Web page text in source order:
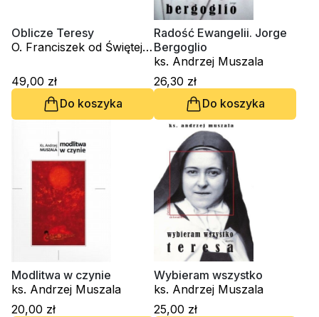
Oblicze Teresy
O. Franciszek od Świętej
49,00 zł
Do koszyka
Radość Ewangelii. Jorge
Bergoglio
ks. Andrzej Muszala
26,30 zł
Do koszyka
Modlitwa w czynie
ks. Andrzej Muszala
20,00 zł
Wybieram wszystko
ks. Andrzej Muszala
25,00 zł